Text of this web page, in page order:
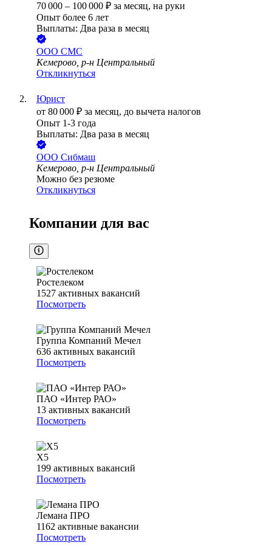
70 000 – 100 000 ₽ за месяц, на руки
Опыт более 6 лет
Выплаты: Два раза в месяц
ООО СМС
Кемерово, р-н Центральный
Откликнуться
Юрист
от 80 000 ₽ за месяц, до вычета налогов
Опыт 1-3 года
Выплаты: Два раза в месяц
ООО Сибмаш
Кемерово, р-н Центральный
Можно без резюме
Откликнуться
Компании для вас
Ростелеком
1527 активных вакансий
Посмотреть
Группа Компаний Мечел
636 активных вакансий
Посмотреть
ПАО «Интер РАО»
13 активных вакансий
Посмотреть
Х5
199 активных вакансий
Посмотреть
Лемана ПРО
1162 активные вакансии
Посмотреть